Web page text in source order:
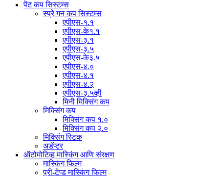
पेंट कप सिस्टम्स
स्प्रे गन कप सिस्टम्स
एपीएस-१.१
एपीएस-के१.१
एपीएस-३.१
एपीएस-३.५
एपीएस-के३.५
एपीएस-४.०
एपीएस-४.१
एपीएस-४.२
एपीएस-३.५व्ही
मिनी मिक्सिंग कप
मिक्सिंग कप
मिक्सिंग कप १.०
मिक्सिंग कप २.०
मिक्सिंग स्टिक
अडॅप्टर
ऑटोमोटिव्ह मास्किंग आणि संरक्षण
मास्किंग फिल्म
प्री-टेप्ड मास्किंग फिल्म